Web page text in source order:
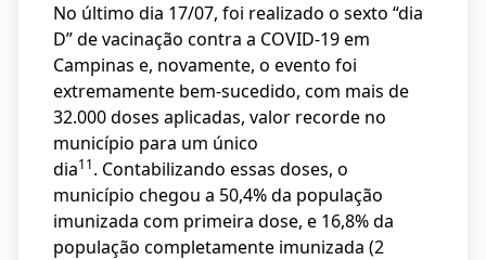
No último dia 17/07, foi realizado o sexto “dia
D” de vacinação contra a COVID-19 em
Campinas e, novamente, o evento foi
extremamente bem-sucedido, com mais de
32.000 doses aplicadas, valor recorde no
município para um único
dia11. Contabilizando essas doses, o
município chegou a 50,4% da população
imunizada com primeira dose, e 16,8% da
população completamente imunizada (2